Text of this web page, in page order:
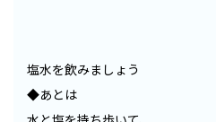
塩水を飲みましょう
◆あとは